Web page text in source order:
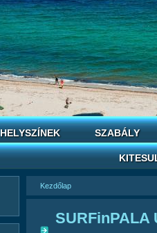
HELYSZÍNEK SZABÁLY
Kezdőlap
SURFinPALA